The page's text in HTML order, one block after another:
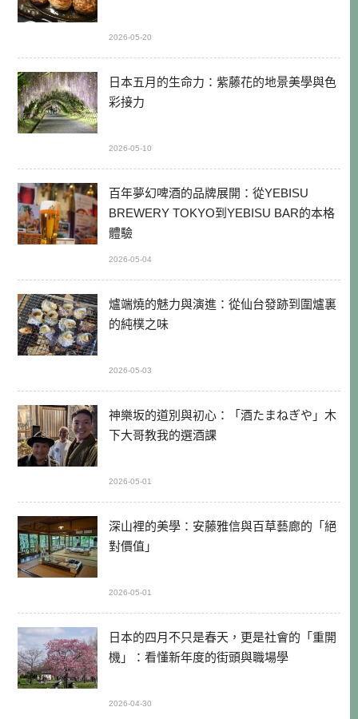
2026-05-20
日本五月的生命力：紫藤花的地景美學與色
彩接力
2026-05-10
百年夢幻啤酒的品牌展開：從YEBISU
BREWERY TOKYO到YEBISU BAR的本格
體驗
2026-05-04
爐端燒的魅力與演進：從仙台發跡到圍爐裏
的純樸之味
2026-05-03
神樂坂的道別與初心：「酒たまねぎや」木
下大哥教我的選酒課
2026-05-01
深山裡的美學：安藤雅信與百草藝廊的「絕
對價值」
2026-05-01
日本的四月不只是春天，更是社會的「重開
機」：看懂新年度的街頭與職場學
2026-04-30